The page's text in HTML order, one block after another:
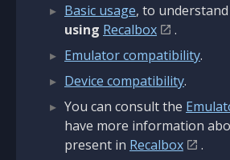
Basic usage, to
using Recalbox
.
Emulator compatibility.
Device compatibility.
You can consult the
have more information
present in Recalbox
.